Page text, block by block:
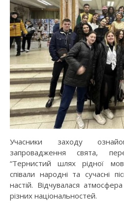
Учасники заходу
запровадження свята,
“Тернистий шлях рідної
співали народні та сучасні
настій. Відчувалася
різних національностей.